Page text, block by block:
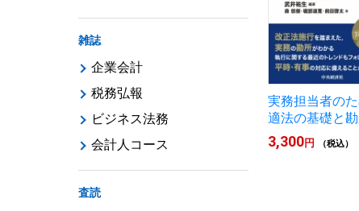
実務担当者の
適法の基礎と
3,300円 （税込）
雑誌
企業会計
税務弘報
ビジネス法務
会計人コース
査読